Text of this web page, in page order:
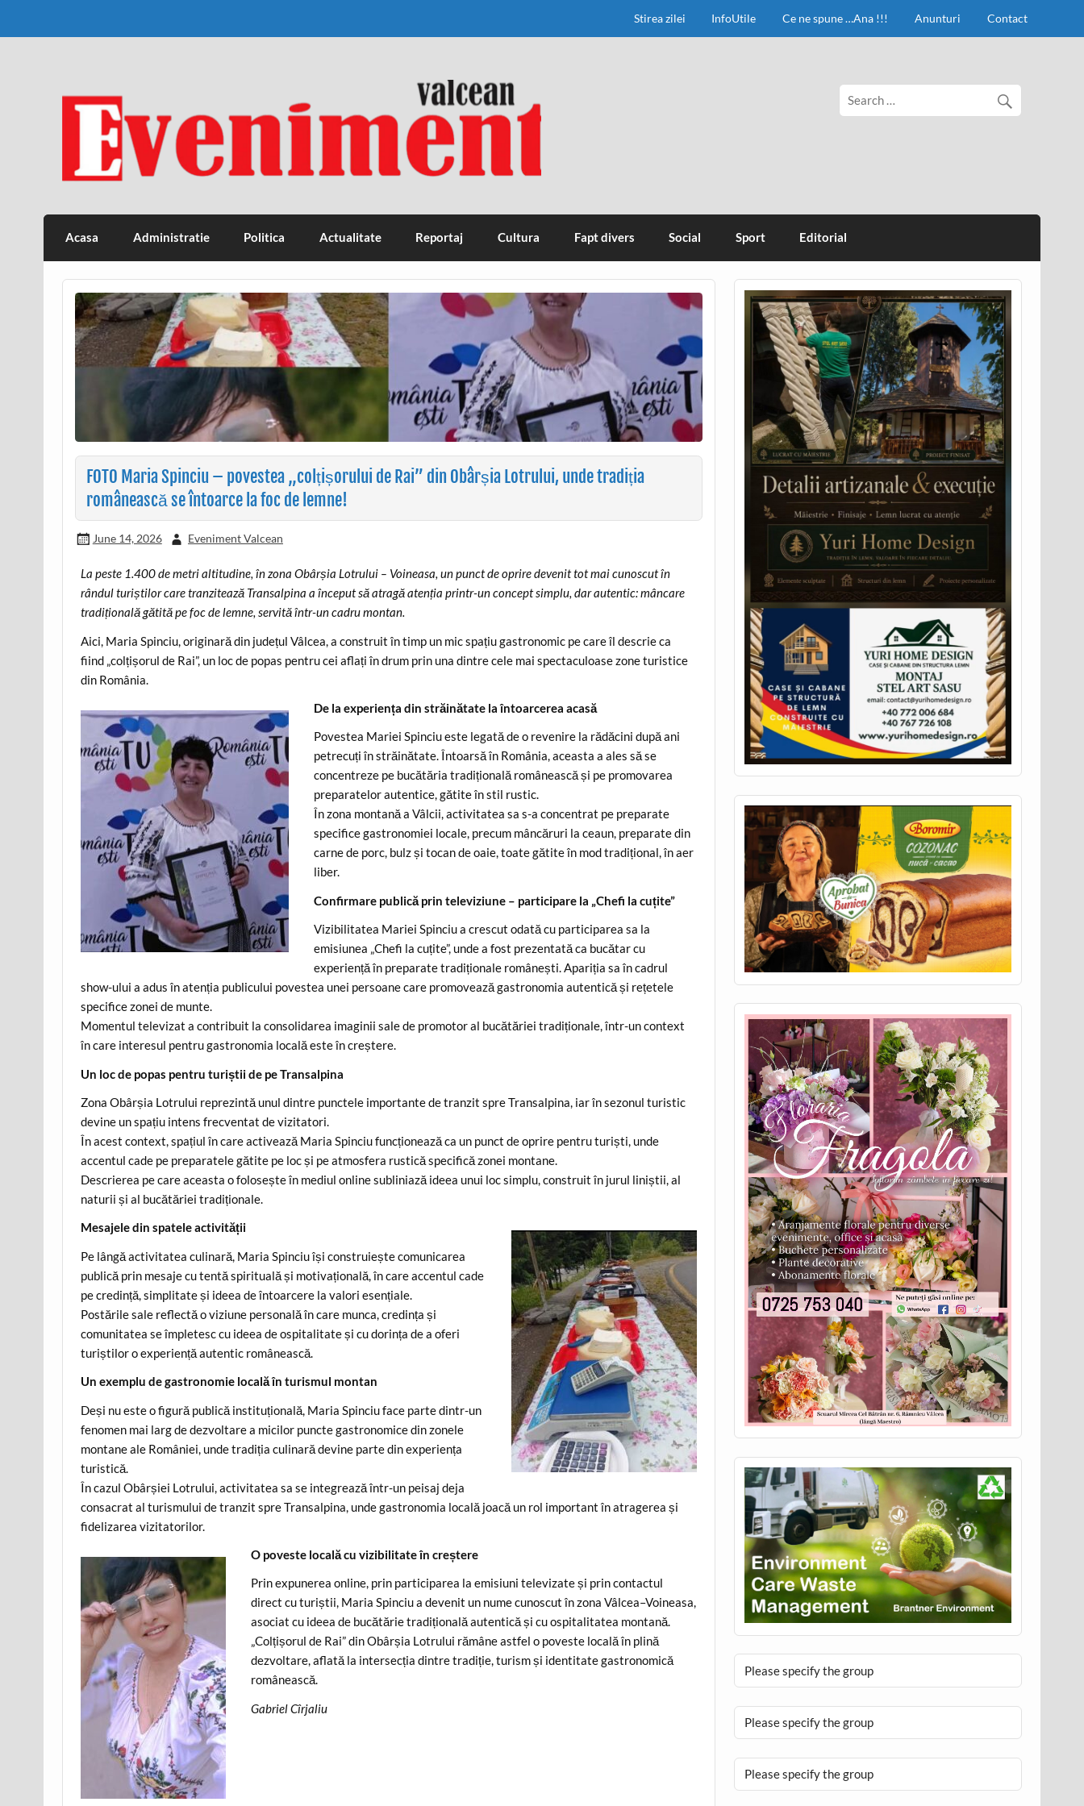
Stirea zilei InfoUtile Ce ne spune …Ana !!! Anunturi Contact
Eveniment Valcean
Acasa Administratie Politica Actualitate Reportaj Cultura Fapt divers Social Sport Editorial
FOTO Maria Spinciu – povestea „colțișorului de Rai” din Obârșia Lotrului, unde tradiția
românească se întoarce la foc de lemne!
June 14, 2026 Eveniment Valcean
La peste 1.400 de metri altitudine, în zona Obârșia Lotrului – Voineasa, un punct de oprire devenit tot mai cunoscut în
rândul turiștilor care tranzitează Transalpina a început să atragă atenția printr-un concept simplu, dar autentic: mâncare
tradițională gătită pe foc de lemne, servită într-un cadru montan.
Aici, Maria Spinciu, originară din județul Vâlcea, a construit în timp un mic spațiu gastronomic pe care îl descrie ca
fiind „colțișorul de Rai”, un loc de popas pentru cei aflați în drum prin una dintre cele mai spectaculoase zone turistice
din România.
De la experiența din străinătate la întoarcerea acasă
Povestea Mariei Spinciu este legată de o revenire la rădăcini după ani
petrecuți în străinătate. Întoarsă în România, aceasta a ales să se
concentreze pe bucătăria tradițională românească și pe promovarea
preparatelor autentice, gătite în stil rustic.
În zona montană a Vâlcii, activitatea sa s-a concentrat pe preparate
specifice gastronomiei locale, precum mâncăruri la ceaun, preparate din
carne de porc, bulz și tocan de oaie, toate gătite în mod tradițional, în aer
liber.
Confirmare publică prin televiziune – participare la „Chefi la cuțite”
Vizibilitatea Mariei Spinciu a crescut odată cu participarea sa la
emisiunea „Chefi la cuțite”, unde a fost prezentată ca bucătar cu
experiență în preparate tradiționale românești. Apariția sa în cadrul
show-ului a adus în atenția publicului povestea unei persoane care promovează gastronomia autentică și rețetele
specifice zonei de munte.
Momentul televizat a contribuit la consolidarea imaginii sale de promotor al bucătăriei tradiționale, într-un context
în care interesul pentru gastronomia locală este în creștere.
Un loc de popas pentru turiștii de pe Transalpina
Zona Obârșia Lotrului reprezintă unul dintre punctele importante de tranzit spre Transalpina, iar în sezonul turistic
devine un spațiu intens frecventat de vizitatori.
În acest context, spațiul în care activează Maria Spinciu funcționează ca un punct de oprire pentru turiști, unde
accentul cade pe preparatele gătite pe loc și pe atmosfera rustică specifică zonei montane.
Descrierea pe care aceasta o folosește în mediul online subliniază ideea unui loc simplu, construit în jurul liniștii, al
naturii și al bucătăriei tradiționale.
Mesajele din spatele activității
Pe lângă activitatea culinară, Maria Spinciu își construiește comunicarea
publică prin mesaje cu tentă spirituală și motivațională, în care accentul cade
pe credință, simplitate și ideea de întoarcere la valori esențiale.
Postările sale reflectă o viziune personală în care munca, credința și
comunitatea se împletesc cu ideea de ospitalitate și cu dorința de a oferi
turiștilor o experiență autentic românească.
Un exemplu de gastronomie locală în turismul montan
Deși nu este o figură publică instituțională, Maria Spinciu face parte dintr-un
fenomen mai larg de dezvoltare a micilor puncte gastronomice din zonele
montane ale României, unde tradiția culinară devine parte din experiența
turistică.
În cazul Obârșiei Lotrului, activitatea sa se integrează într-un peisaj deja
consacrat al turismului de tranzit spre Transalpina, unde gastronomia locală joacă un rol important în atragerea și
fidelizarea vizitatorilor.
O poveste locală cu vizibilitate în creștere
Prin expunerea online, prin participarea la emisiuni televizate și prin contactul
direct cu turiștii, Maria Spinciu a devenit un nume cunoscut în zona Vâlcea–Voineasa,
asociat cu ideea de bucătărie tradițională autentică și cu ospitalitatea montană.
„Colțișorul de Rai” din Obârșia Lotrului rămâne astfel o poveste locală în plină
dezvoltare, aflată la intersecția dintre tradiție, turism și identitate gastronomică
românească.
Gabriel Cîrjaliu
Please specify the group
Please specify the group
Please specify the group